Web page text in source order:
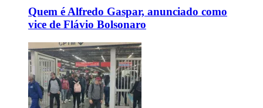
Quem é Alfredo Gaspar, anunciado como
vice de Flávio Bolsonaro